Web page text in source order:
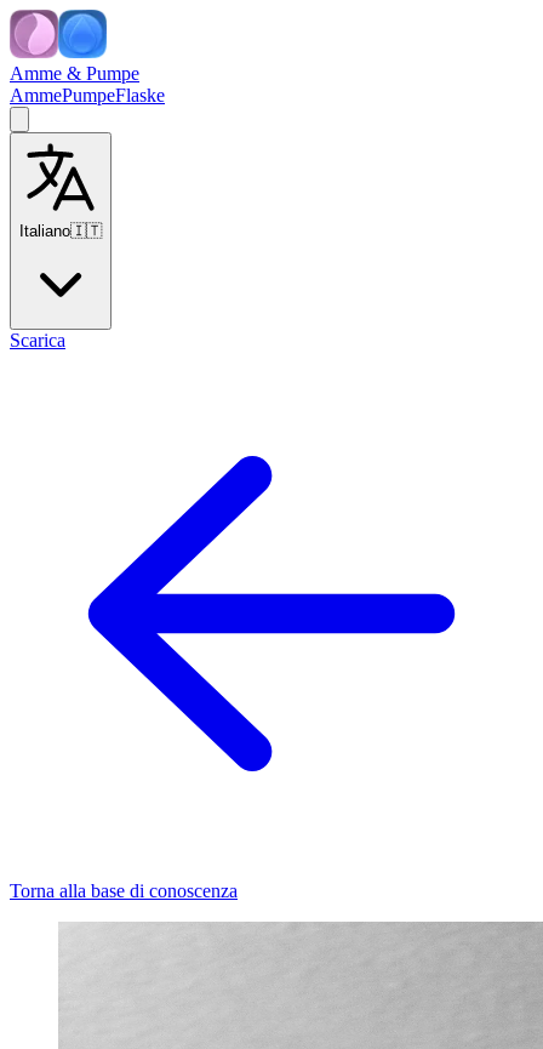
Amme & Pumpe
AmmePumpeFlaske
Italiano🇮🇹
Scarica
Torna alla base di conoscenza